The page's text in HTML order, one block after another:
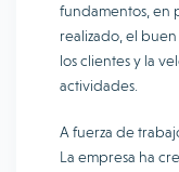
fundamentos, en
realizado, el
los clientes y la
actividades.
A fuerza de
La empresa ha